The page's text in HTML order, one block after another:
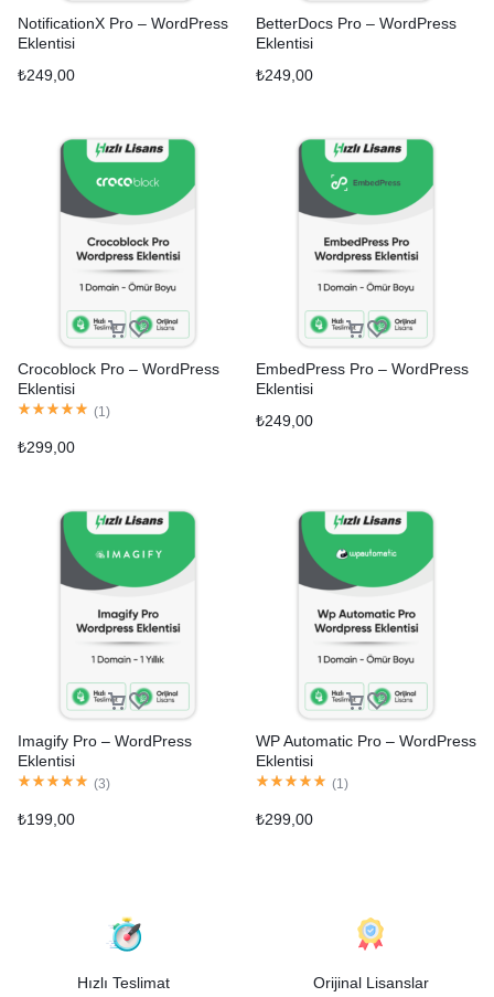
NotificationX Pro – WordPress
Eklentisi
₺249,00
BetterDocs Pro – WordPress
Eklentisi
₺249,00
Crocoblock Pro – WordPress
Eklentisi
(1 )
₺299,00
EmbedPress Pro – WordPress
Eklentisi
₺249,00
Imagify Pro – WordPress
Eklentisi
(3)
₺199,00
WP Automatic Pro – WordPress
Eklentisi
(1 )
₺299,00
Hızlı Teslimat
Orijinal Lisanslar